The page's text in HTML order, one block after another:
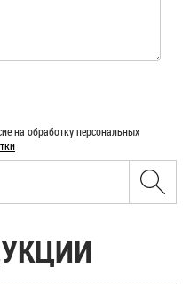
на обработку персональных